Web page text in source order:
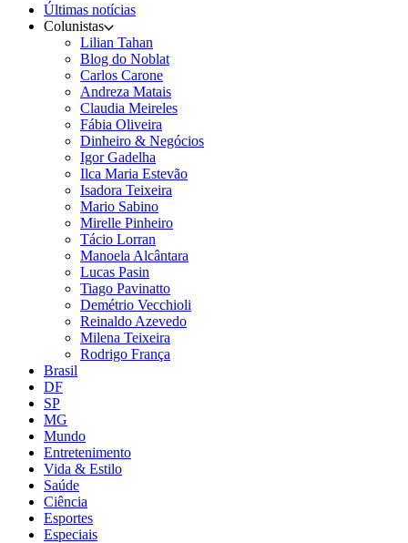
Últimas notícias
Colunistas
Lilian Tahan
Blog do Noblat
Carlos Carone
Andreza Matais
Claudia Meireles
Fábia Oliveira
Dinheiro & Negócios
Igor Gadelha
Ilca Maria Estevão
Isadora Teixeira
Mario Sabino
Mirelle Pinheiro
Tácio Lorran
Manoela Alcântara
Lucas Pasin
Tiago Pavinatto
Demétrio Vecchioli
Reinaldo Azevedo
Milena Teixeira
Rodrigo França
Brasil
DF
SP
MG
Mundo
Entretenimento
Vida & Estilo
Saúde
Ciência
Esportes
Especiais